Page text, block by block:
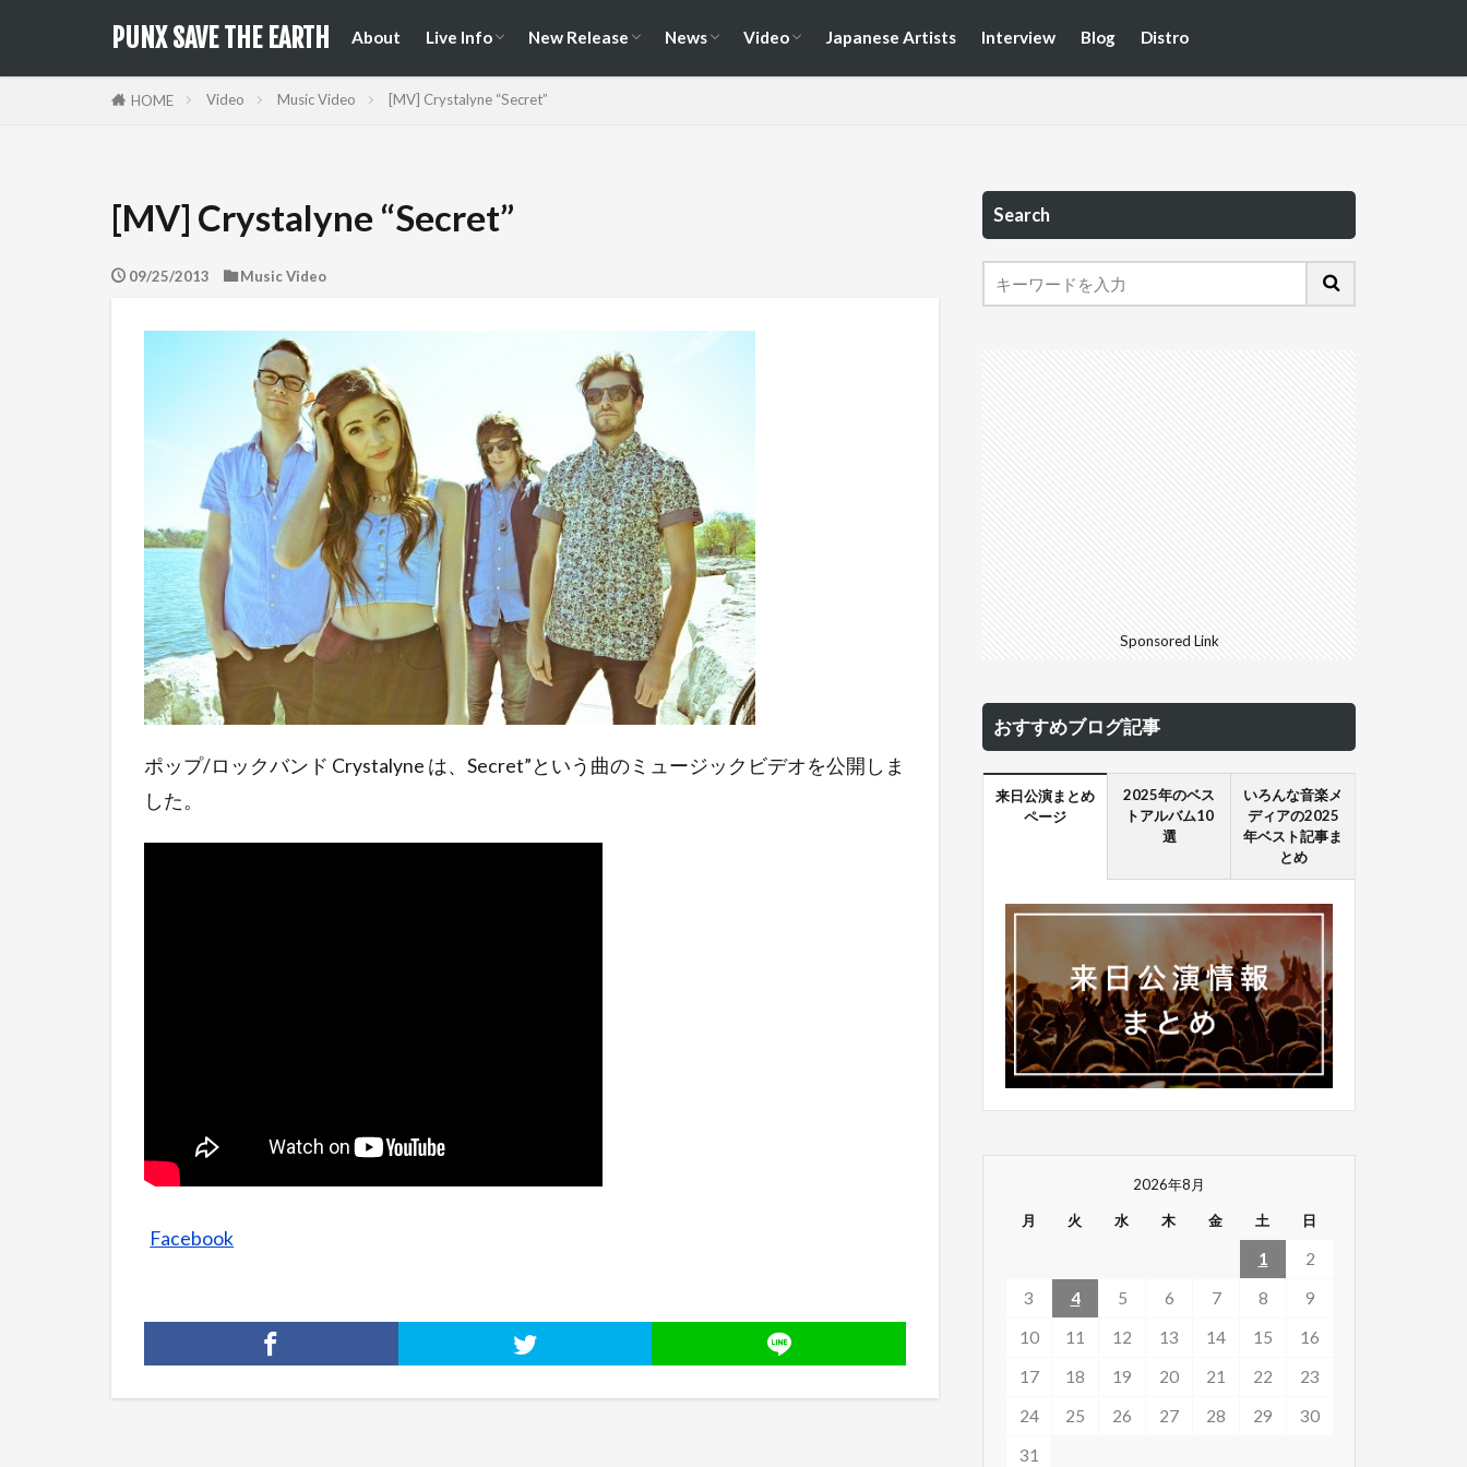
PUNX SAVE THE EARTH About Live Info New Release News Video Japanese Artists Interview Blog Distro
HOME Video Music Video [MV] Crystalyne “Secret”
[MV] Crystalyne “Secret”
09/25/2013 Music Video
ポップ/ロックバンド Crystalyne は、Secret”という曲のミュージックビデオを公開しま
した。
Facebook
Search
Sponsored Link
おすすめブログ記事
来日公演まとめ
ページ
2025年のベス
トアルバム10
選
いろんな音楽メ
ディアの2025
年ベスト記事ま
とめ
2026年8月
月 火 水 木 金 土 日
1
2
3
4 5 6 7 8
9
10
11 12 13 14 15
16
17
18 19 20 21 22
23
24
25 26 27 28 29
30
31